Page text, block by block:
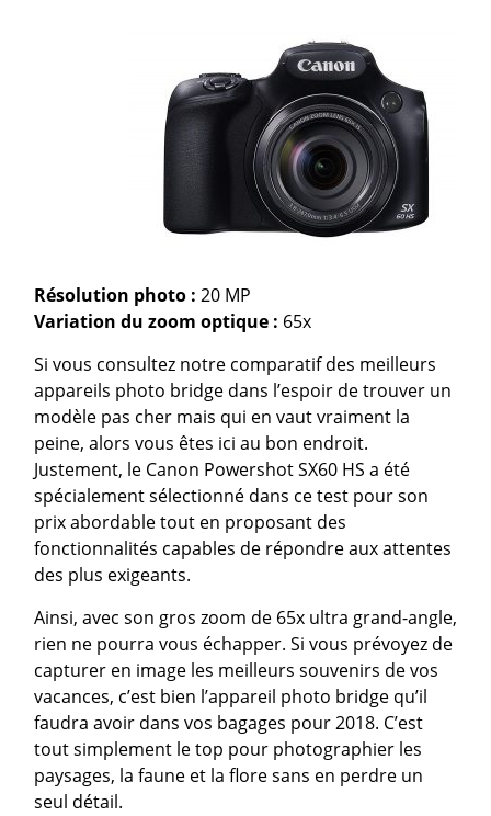
Résolution photo : 20 MP
Variation du zoom optique : 65x
Si vous consultez notre comparatif des meilleurs
appareils photo bridge dans l’espoir de trouver un
modèle pas cher mais qui en vaut vraiment la
peine, alors vous êtes ici au bon endroit.
Justement, le Canon Powershot SX60 HS a été
spécialement sélectionné dans ce test pour son
prix abordable tout en proposant des
fonctionnalités capables de répondre aux attentes
des plus exigeants.
Ainsi, avec son gros zoom de 65x ultra grand-angle,
rien ne pourra vous échapper. Si vous prévoyez de
capturer en image les meilleurs souvenirs de vos
vacances, c’est bien l’appareil photo bridge qu’il
faudra avoir dans vos bagages pour 2018. C’est
tout simplement le top pour photographier les
paysages, la faune et la flore sans en perdre un
seul détail.